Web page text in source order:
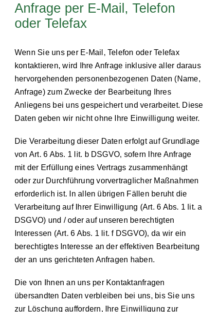
Anfrage per E-Mail, Telefon
oder Telefax
Wenn Sie uns per E-Mail, Telefon oder Telefax
kontaktieren, wird Ihre Anfrage inklusive aller daraus
hervorgehenden personenbezogenen Daten (Name,
Anfrage) zum Zwecke der Bearbeitung Ihres
Anliegens bei uns gespeichert und verarbeitet. Diese
Daten geben wir nicht ohne Ihre Einwilligung weiter.
Die Verarbeitung dieser Daten erfolgt auf Grundlage
von Art. 6 Abs. 1 lit. b DSGVO, sofern Ihre Anfrage
mit der Erfüllung eines Vertrags zusammenhängt
oder zur Durchführung vorvertraglicher Maßnahmen
erforderlich ist. In allen übrigen Fällen beruht die
Verarbeitung auf Ihrer Einwilligung (Art. 6 Abs. 1 lit. a
DSGVO) und / oder auf unseren berechtigten
Interessen (Art. 6 Abs. 1 lit. f DSGVO), da wir ein
berechtigtes Interesse an der effektiven Bearbeitung
der an uns gerichteten Anfragen haben.
Die von Ihnen an uns per Kontaktanfragen
übersandten Daten verbleiben bei uns, bis Sie uns
zur Löschung auffordern, Ihre Einwilligung zur